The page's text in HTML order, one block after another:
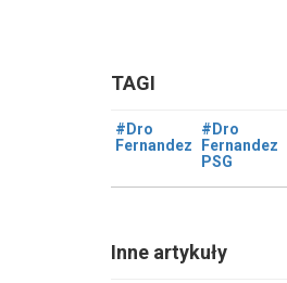
TAGI
#Dro
Fernandez
#Dro
Fernandez
PSG
Inne artykuły